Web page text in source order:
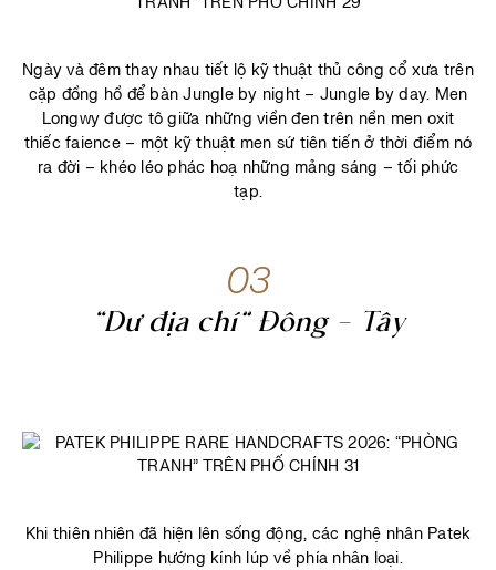
Ngày và đêm thay nhau tiết lộ kỹ thuật thủ công cổ xưa trên
cặp đồng hồ để bàn Jungle by night – Jungle by day. Men
Longwy được tô giữa những viền đen trên nền men oxit
thiếc faience – một kỹ thuật men sứ tiên tiến ở thời điểm nó
ra đời – khéo léo phác hoạ những mảng sáng – tối phức
tạp.
03
“Dư địa chí” Đông - Tây
Khi thiên nhiên đã hiện lên sống động, các nghệ nhân Patek
Philippe hướng kính lúp về phía nhân loại.